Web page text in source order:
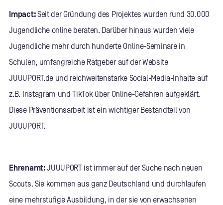
Impact:Seit der Gründung des Projektes wurden rund 30.000
Jugendliche online beraten. Darüber hinaus wurden viele
Jugendliche mehr durch hunderte Online-Seminare in
Schulen, umfangreiche Ratgeber auf der Website
JUUUPORT.de und reichweitenstarke Social-Media-Inhalte auf
z.B. Instagram und TikTok über Online-Gefahren aufgeklärt.
Diese Präventionsarbeit ist ein wichtiger Bestandteil von
JUUUPORT.
Ehrenamt:JUUUPORT ist immer auf der Suche nach neuen
Scouts. Sie kommen aus ganz Deutschland und durchlaufen
eine mehrstufige Ausbildung, in der sie von erwachsenen